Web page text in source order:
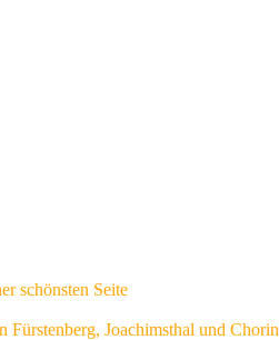
schönsten Seite
Fürstenberg, Joachimsthal und Chorin